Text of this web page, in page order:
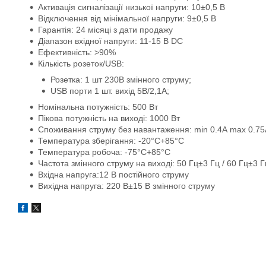
Активація сигналізації низької напруги: 10±0,5 В
Відключення від мінімальної напруги: 9±0,5 В
Гарантія: 24 місяці з дати продажу
Діапазон вхідної напруги: 11-15 В DC
Ефективність: >90%
Кількість розеток/USB:
Розетка: 1 шт 230В змінного струму;
USB порти 1 шт. вихід 5В/2,1А;
Номінальна потужність: 500 Вт
Пікова потужність на виході: 1000 Вт
Споживання струму без навантаження: min 0.4А max
Температура зберігання: -20°C+85°C
Температура робоча: -75°C+85°C
Частота змінного струму на виході: 50 Гц±3 Гц / 60 Гц±3
Вхідна напруга:12 В постійного струму
Вихідна напруга: 220 В±15 В змінного струму